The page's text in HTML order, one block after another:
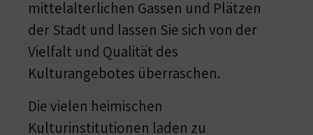
mittelalterlichen Gassen und Plätzen
der Stadt und lassen Sie sich von der
Vielfalt und Qualität des
Kulturangebotes überraschen.
Die vielen heimischen
Kulturinstitutionen laden zu